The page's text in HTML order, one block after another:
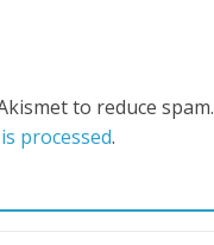
to reduce spam.
processed.